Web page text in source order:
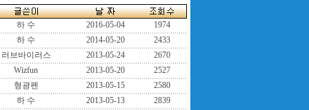
하 수 2016-05-04
1974
하 수 2014-05-20
2433
러브바이러스 2013-05-24
2670
Wizfun 2013-05-20
2527
형광펜 2013-05-15
2580
하 수 2013-05-13
2839